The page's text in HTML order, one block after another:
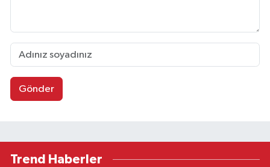
Gönder
Trend Haberler